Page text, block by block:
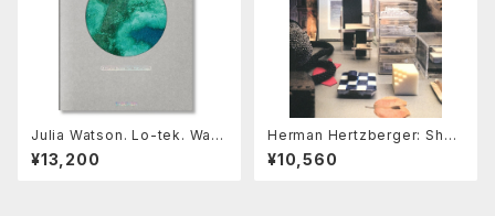
Julia Watson. Lo-tek. Wate
r. a Field Guide for Teknol
ogy
¥13,200
Herman Hertzberger: Shap
ing Freedom, Architecture
1959-2025
¥10,560